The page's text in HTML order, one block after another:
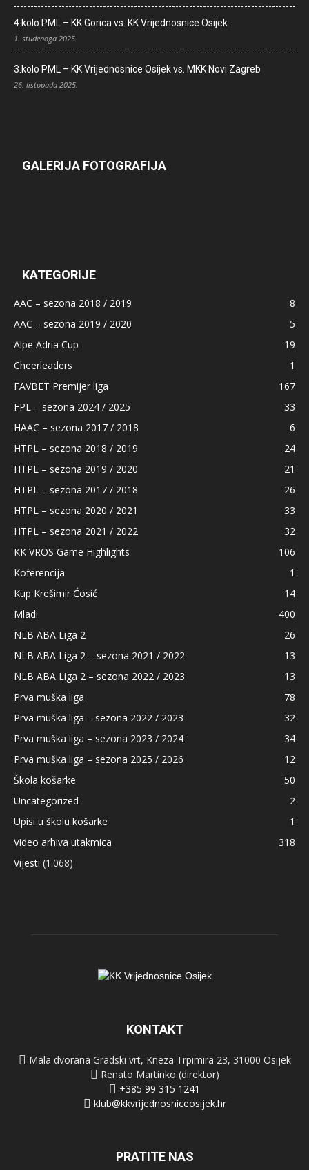
4.kolo PML – KK Gorica vs. KK Vrijednosnice Osijek
1. studenoga 2025.
3.kolo PML – KK Vrijednosnice Osijek vs. MKK Novi Zagreb
26. listopada 2025.
GALERIJA FOTOGRAFIJA
KATEGORIJE
AAC – sezona 2018 / 2019
8
AAC – sezona 2019 / 2020
5
Alpe Adria Cup
19
Cheerleaders
1
FAVBET Premijer liga
167
FPL – sezona 2024 / 2025
33
HAAC – sezona 2017 / 2018
6
HTPL – sezona 2018 / 2019
24
HTPL – sezona 2019 / 2020
21
HTPL – sezona 2017 / 2018
26
HTPL – sezona 2020 / 2021
33
HTPL – sezona 2021 / 2022
32
KK VROS Game Highlights
106
Koferencija
1
Kup Krešimir Ćosić
14
Mladi
400
NLB ABA Liga 2
26
NLB ABA Liga 2 – sezona 2021 / 2022
13
NLB ABA Liga 2 – sezona 2022 / 2023
13
Prva muška liga
78
Prva muška liga – sezona 2022 / 2023
32
Prva muška liga – sezona 2023 / 2024
34
Prva muška liga – sezona 2025 / 2026
12
Škola košarke
50
Uncategorized
2
Upisi u školu košarke
1
Video arhiva utakmica
318
Vijesti (1.068)
KONTAKT
Mala dvorana Gradski vrt, Kneza Trpimira 23, 31000 Osijek
Renato Martinko (direktor)
+385 99 315 1241
klub@kkvrijednosniceosijek.hr
PRATITE NAS